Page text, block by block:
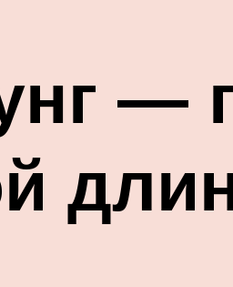
—